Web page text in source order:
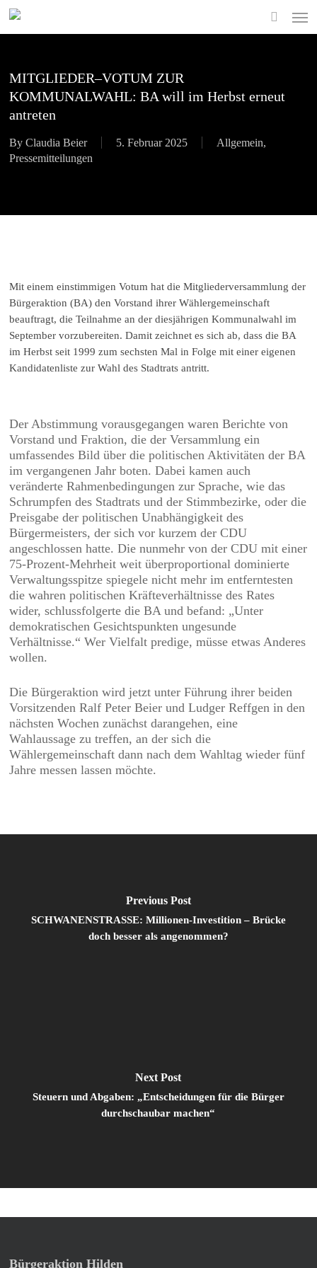
Skip
main
search
MITGLIEDER–VOTUM ZUR
KOMMUNALWAHL: BA will im Herbst erneut
antreten
By Claudia Beier 5. Februar 2025 Allgemein,
Pressemitteilungen
Mit einem einstimmigen Votum hat die Mitgliederversammlung der
Bürgeraktion (BA) den Vorstand ihrer Wählergemeinschaft
beauftragt, die Teilnahme an der diesjährigen Kommunalwahl im
September vorzubereiten. Damit zeichnet es sich ab, dass die BA
im Herbst seit 1999 zum sechsten Mal in Folge mit einer eigenen
Kandidatenliste zur Wahl des Stadtrats antritt.
Der Abstimmung vorausgegangen waren Berichte von
Vorstand und Fraktion, die der Versammlung ein
umfassendes Bild über die politischen Aktivitäten der BA
im vergangenen Jahr boten. Dabei kamen auch
veränderte Rahmenbedingungen zur Sprache, wie das
Schrumpfen des Stadtrats und der Stimmbezirke, oder die
Preisgabe der politischen Unabhängigkeit des
Bürgermeisters, der sich vor kurzem der CDU
angeschlossen hatte. Die nunmehr von der CDU mit einer
75-Prozent-Mehrheit weit überproportional dominierte
Verwaltungsspitze spiegele nicht mehr im entferntesten
die wahren politischen Kräfteverhältnisse des Rates
wider, schlussfolgerte die BA und befand: „Unter
demokratischen Gesichtspunkten ungesunde
Verhältnisse.“ Wer Vielfalt predige, müsse etwas Anderes
wollen.
Die Bürgeraktion wird jetzt unter Führung ihrer beiden
Vorsitzenden Ralf Peter Beier und Ludger Reffgen in den
nächsten Wochen zunächst darangehen, eine
Wahlaussage zu treffen, an der sich die
Wählergemeinschaft dann nach dem Wahltag wieder fünf
Jahre messen lassen möchte.
Previous Post
SCHWANENSTRASSE: Millionen-Investition – Brücke
doch besser als angenommen?
Next Post
Steuern und Abgaben: „Entscheidungen für die Bürger
durchschaubar machen“
Bürgeraktion Hilden